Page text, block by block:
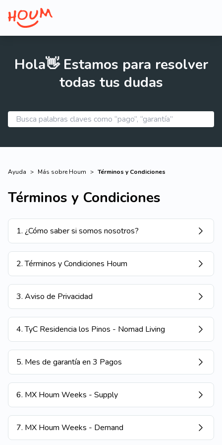
Hola👋 Estamos para resolver
todas tus dudas
Ayuda > Más sobre Houm > Términos y Condiciones
Términos y Condiciones
1. ¿Cómo saber si somos nosotros?
2.Términos y Condiciones Houm
3. Aviso de Privacidad
4.TyC Residencia los Pinos - Nomad Living
5. Mes de garantía en 3 Pagos
6. MX Houm Weeks - Supply
7. MX Houm Weeks - Demand